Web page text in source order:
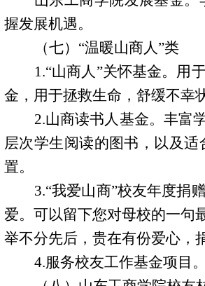
握发展机遇。
（七） “温暖山商人”类
1.“山商人”关怀基金。用
金，用于拯救生命，舒缓不幸
2.山商读书人基金。丰富
层次学生阅读的图书，以及
置。
3.“我爱山商”校友年度捐
爱。可以留下您对母校的一句
举不分先后，贵在有份爱心，
4.服务校友工作基金项目